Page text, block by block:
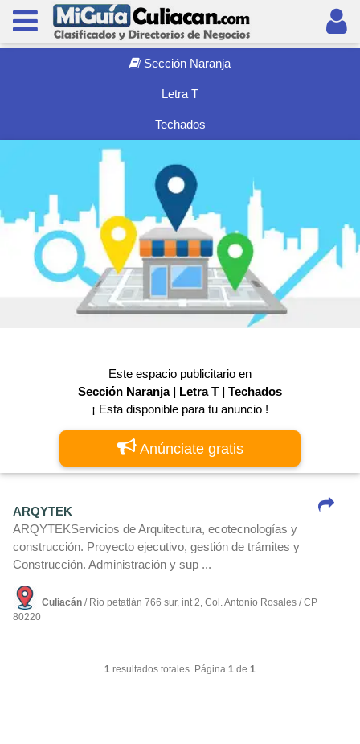
Sección Naranja
Letra T
Techados
Este espacio publicitario en
Sección Naranja | Letra T | Techados
¡ Esta disponible para tu anuncio !
Anúnciate gratis
ARQYTEK
ARQYTEKServicios de Arquitectura, ecotecnologí­as y
construcción. Proyecto ejecutivo, gestión de trámites y
Construcción. Administración y sup ...
Culiacán / Rí­o petatlán 766 sur, int 2, Col. Antonio Rosales / CP
80220
1 resultados totales. Página 1 de 1